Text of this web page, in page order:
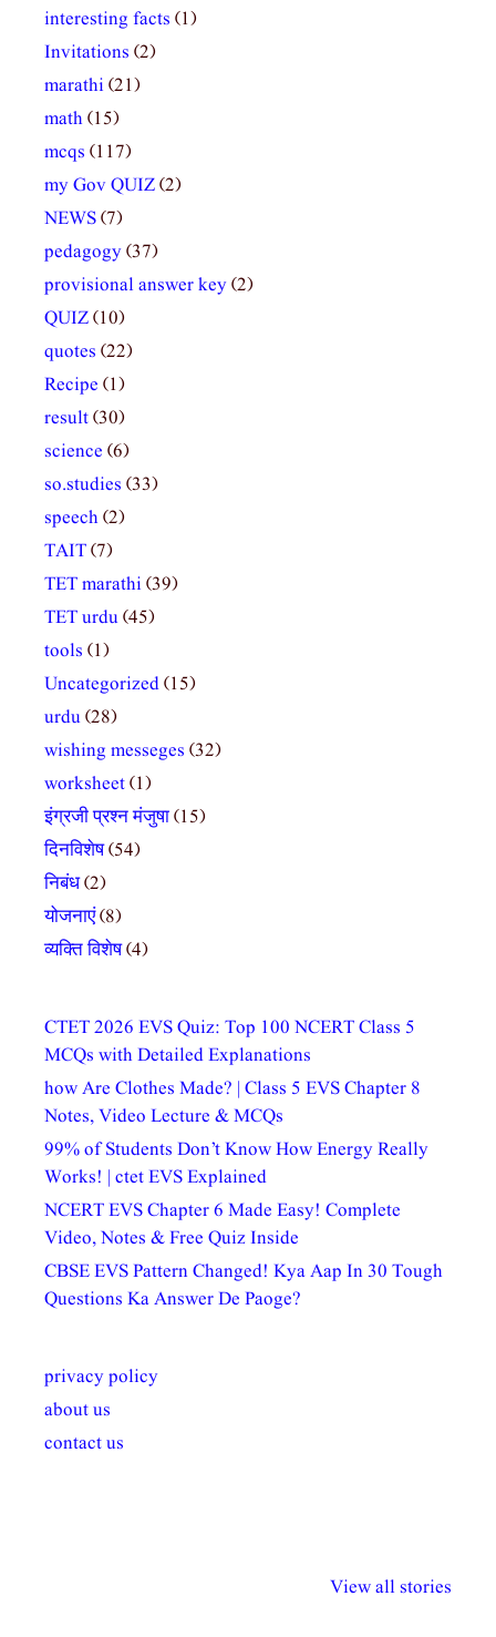
interesting facts (1)
Invitations (2)
marathi(21)
math(15)
mcqs (117)
my Gov QUIZ(2)
NEWS(7)
pedagogy(37)
provisional answer key(2)
QUIZ(10)
quotes (22)
Recipe (1)
result(30)
science (6)
so.studies (33)
speech(2)
TAIT(7)
TET marathi(39)
TET urdu(45)
tools (1)
Uncategorized(15)
urdu(28)
wishing messeges (32)
worksheet(1)
इंग्रजी प्रश्न मंजुषा(15)
दिनविशेष(54)
निबंध(2)
योजनाएं(8)
व्यक्ति विशेष(4)
CTET 2026 EVS Quiz: Top 100 NCERT Class 5
MCQs with Detailed Explanations
how Are Clothes Made? | Class 5 EVS Chapter 8
Notes, Video Lecture & MCQs
99% of Students Don’t Know How Energy Really
Works! | ctet EVS Explained
NCERT EVS Chapter 6 Made Easy! Complete
Video, Notes & Free Quiz Inside
CBSE EVS Pattern Changed! Kya Aap In 30 Tough
Questions Ka Answer De Paoge?
privacy policy
about us
contact us
View all stories
अधिकार दिवस| 18
वर्षातील